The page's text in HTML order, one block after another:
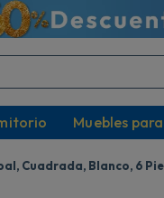
Muebles
Cuadrada, Blanco, 6